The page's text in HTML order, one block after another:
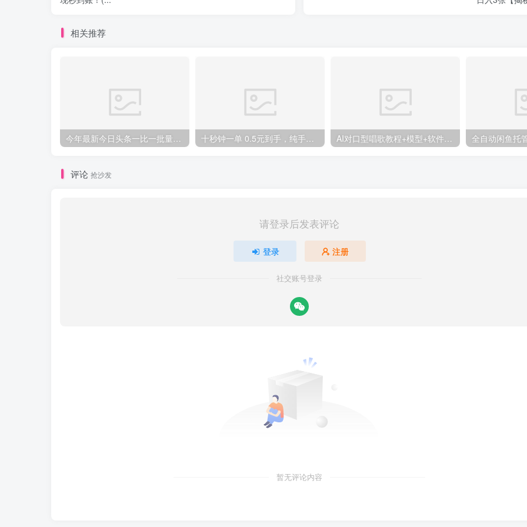
相关推荐
今年最新今日头条一比一批量搬砖，小白也可以日赚千元 十秒钟一单 0.5元到手，纯手机项目 随时随地可做 做就有 AI对口型唱歌教程+模型+软件，三国人物音色库，声音克隆全流程
评论 抢沙发
请登录后发表评论
登录 注册
社交账号登录
暂无评论内容